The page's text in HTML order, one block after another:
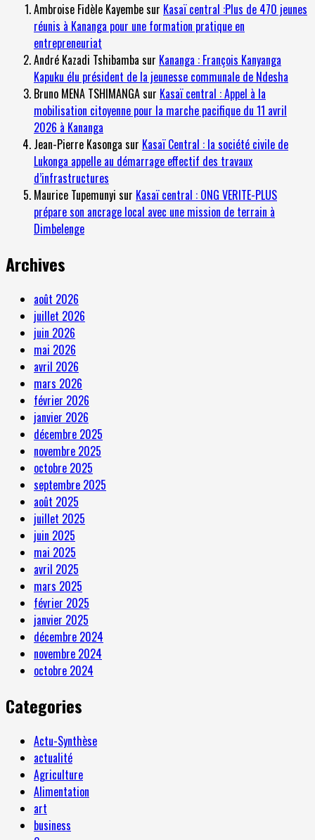
Ambroise Fidèle Kayembesur Kasaï central :Plus de 470 jeunes
réunis à Kananga pour une formation pratique en
entrepreneuriat
André Kazadi Tshibamba sur Kananga : François Kanyanga
Kapuku élu président de la jeunesse communale de Ndesha
Bruno MENA TSHIMANGAsur Kasaï central : Appel à la
mobilisation citoyenne pour la marche pacifique du 11 avril
2026 à Kananga
Jean-Pierre Kasonga sur Kasaï Central : la société civile de
Lukonga appelle au démarrage effectif des travaux
d’infrastructures
Maurice Tupemunyi sur Kasaï central : ONG VERITE-PLUS
prépare son ancrage local avec une mission de terrain à
Dimbelenge
Archives
août 2026
juillet 2026
juin 2026
mai 2026
avril 2026
mars 2026
février 2026
janvier 2026
décembre 2025
novembre 2025
octobre 2025
septembre 2025
août 2025
juillet 2025
juin 2025
mai 2025
avril 2025
mars 2025
février 2025
janvier 2025
décembre 2024
novembre 2024
octobre 2024
Categories
Actu-Synthèse
actualité
Agriculture
Alimentation
art
business